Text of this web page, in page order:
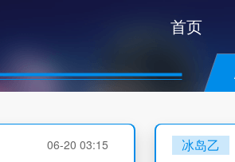
首页
06-20 03:15 冰岛乙